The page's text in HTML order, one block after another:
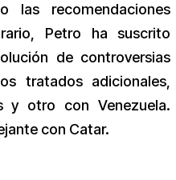
las recomendaciones
Petro ha suscrito
de controversias
tratados adicionales,
y otro con Venezuela.
con Catar.